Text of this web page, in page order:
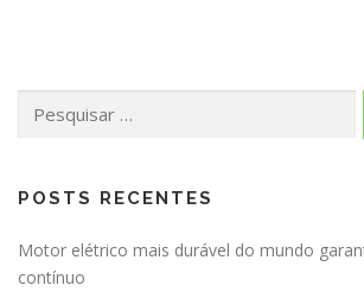
p
r
por:
POSTS RECENTES
Motor elétrico mais durável do mundo
contínuo